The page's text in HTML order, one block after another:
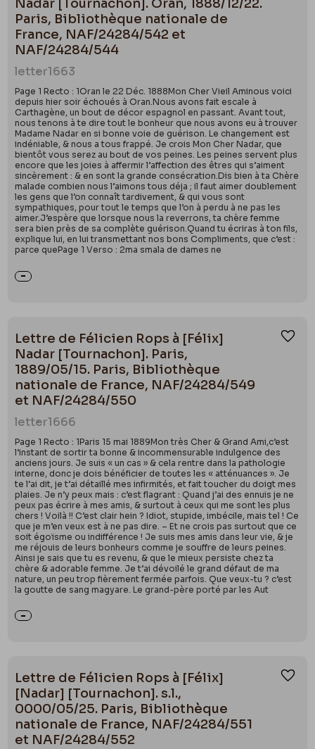
Nadar [Tournachon]. Oran, 1888/12/22.
Paris, Bibliothèque nationale de
France, NAF/24284/542 et
NAF/24284/544
letter1663
Page 1 Recto : 1Oran le 22 Déc. 1888Mon Cher Vieil Aminous voici
depuis hier soir échoués à Oran.Nous avons fait escale à
Carthagène, un bout de décor espagnol en passant. Avant tout,
nous tenons à te dire tout le bonheur que nous avons eu à trouver
Madame Nadar en si bonne voie de guérison. Le changement est
indéniable, & nous a tous frappé. Je crois Mon Cher Nadar, que
bientôt vous serez au bout de vos peines. Les peines servent plus
encore que les joies à affermir l’affection des êtres qui s’aiment
sincèrement : & en sont la grande consécration.Dis bien à ta Chère
malade combien nous l’aimons tous déja ; il faut aimer doublement
les gens que l’on connaît tardivement, & qui vous sont
sympathiques, pour tout le temps que l’on à perdu à ne pas les
aimer.J’espère que lorsque nous la reverrons, ta chère femme
sera bien près de sa complète guérison.Quand tu écriras à ton fils,
explique lui, en lui transmettant nos bons Compliments, que c’est :
parce quePage 1 Verso : 2ma smala de dames ne
Lettre de Félicien Rops à [Félix]
Nadar [Tournachon]. Paris,
1889/05/15. Paris, Bibliothèque
nationale de France, NAF/24284/549
et NAF/24284/550
letter1666
Page 1 Recto : 1Paris 15 mai 1889Mon très Cher & Grand Ami,c’est
l’instant de sortir ta bonne & incommensurable indulgence des
anciens jours. Je suis « un cas » & cela rentre dans la pathologie
interne, donc je dois bénéficier de toutes les « atténuances ». Je
te l’ai dit, je t’ai détaillé mes infirmités, et fait toucher du doigt mes
plaies. Je n’y peux mais : c’est flagrant : Quand j’ai des ennuis je ne
peux pas écrire à mes amis, & surtout à ceux qui me sont les plus
chers ! Voilà !! C’est clair hein ? Idiot, stupide, imbécile, mais tel ! Ce
que je m’en veux est à ne pas dire. – Et ne crois pas surtout que ce
soit égoïsme ou indifférence ! Je suis mes amis dans leur vie, & je
me réjouis de leurs bonheurs comme je souffre de leurs peines.
Ainsi je sais que tu es revenu, & que le mieux persiste chez ta
chère & adorable femme. Je t’ai dévoilé le grand défaut de ma
nature, un peu trop fièrement fermée parfois. Que veux-tu ? c’est
la goutte de sang magyare. Le grand-père porté par les Aut
Lettre de Félicien Rops à [Félix]
[Nadar] [Tournachon]. s.l.,
0000/05/25. Paris, Bibliothèque
nationale de France, NAF/24284/551
et NAF/24284/552